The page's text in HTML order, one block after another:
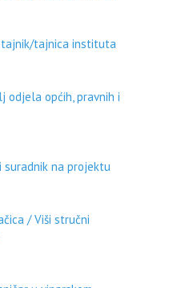
tajnik/tajnica instituta
odjela općih, pravnih i
na projektu
/ Viši stručni